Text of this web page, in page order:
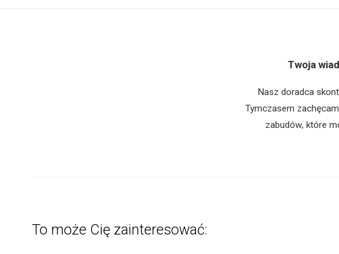
Twoja
Nasz doradca
Tymczasem
zabudów, które
To może Cię zainteresować: